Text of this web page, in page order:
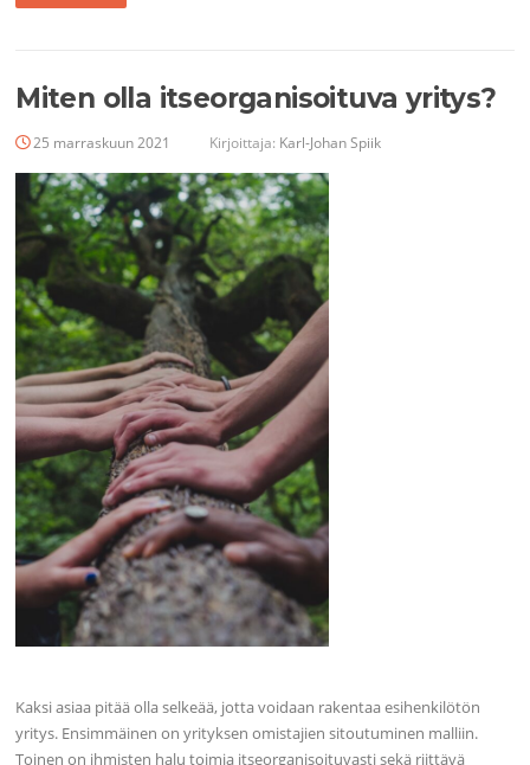
Miten olla itseorganisoituva yritys?
25 marraskuun 2021 Kirjoittaja: Karl-Johan Spiik
Kaksi asiaa pitää olla selkeää, jotta voidaan rakentaa esihenkilötön
yritys. Ensimmäinen on yrityksen omistajien sitoutuminen malliin.
Toinen on ihmisten halu toimia itseorganisoituvasti sekä riittävä